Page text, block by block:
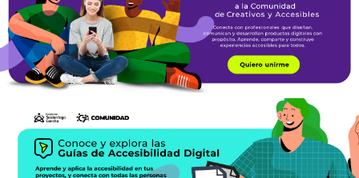
Aprende, comparte y construye experiencias accesibles